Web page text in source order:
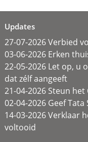
Updates
27-07-2026 Verbied
03-06-2026 Erken
22-05-2026 Let op, u
dat zélf aangeeft
21-04-2026 Steun
02-04-2026 Geef
14-03-2026 Verklaar
voltooid